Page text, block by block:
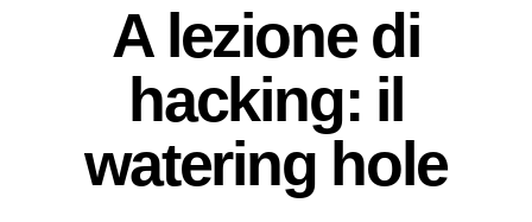
A lezione di
hacking: il
watering hole